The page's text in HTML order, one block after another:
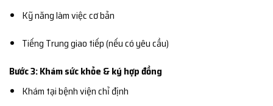
Kỹ năng làm việc cơ bản
Tiếng Trung giao tiếp (nếu có yêu cầu)
Bước 3: Khám sức khỏe & ký hợp đồng
Khám tại bệnh viện chỉ định